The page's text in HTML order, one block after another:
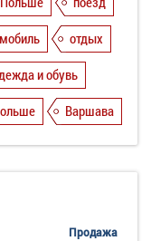
отдых
и обувь
Варшава
Продажа